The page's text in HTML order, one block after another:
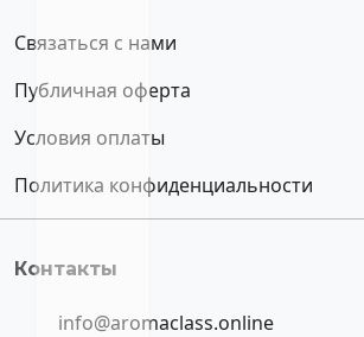
Связаться с нами
Публичная оферта
Условия оплаты
Политика конфиденциальности
Контакты
info@aromaclass.online